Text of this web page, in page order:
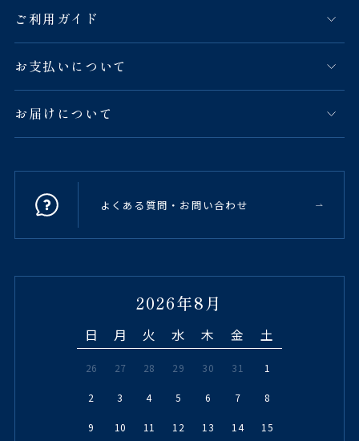
ご利用ガイド
お支払いについて
お届けについて
よくある質問・お問い合わせ
2026年8月
日 月 火 水 木 金 土
26 27 28 29 30 31 1
2 3 4 5 6 7 8
9 10 11 12 13 14 15